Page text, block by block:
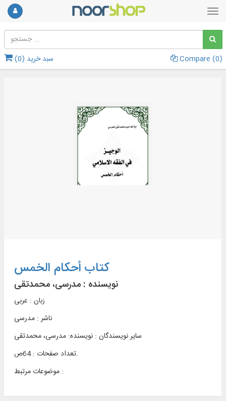
سبد خرید (0
) Compare (0)
کتاب أحکام الخمس
نویسنده : مدرسی، محمدتقی
زبان : عربی
ناشر : مدرسی
سایر نویسندگان : نویسنده: مدرسی، محمدتقی
تعداد صفحات : 64ص.
موضوعات مرتبط :